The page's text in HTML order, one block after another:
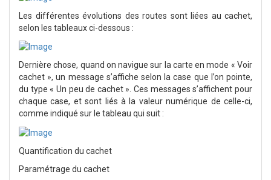
Les différentes évolutions des routes sont liées au cachet,
selon les tableaux ci-dessous :
Dernière chose, quand on navigue sur la carte en mode « Voir
cachet », un message s’affiche selon la case que l’on pointe,
du type « Un peu de cachet ». Ces messages s’affichent pour
chaque case, et sont liés à la valeur numérique de celle-ci,
comme indiqué sur le tableau qui suit :
Quantification du cachet
Paramétrage du cachet